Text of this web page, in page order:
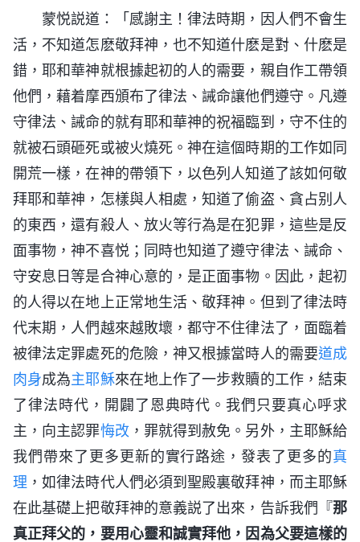
蒙悦説道：「感謝主！律法時期，因人們不會生
活，不知道怎麽敬拜神，也不知道什麽是對、什麽是
錯，耶和華神就根據起初的人的需要，親自作工帶領
他們，藉着摩西頒布了律法、誡命讓他們遵守。凡遵
守律法、誡命的就有耶和華神的祝福臨到，守不住的
就被石頭砸死或被火燒死。神在這個時期的工作如同
開荒一樣，在神的帶領下，以色列人知道了該如何敬
拜耶和華神，怎樣與人相處，知道了偷盗、貪占别人
的東西，還有殺人、放火等行為是在犯罪，這些是反
面事物，神不喜悦；同時也知道了遵守律法、誡命、
守安息日等是合神心意的，是正面事物。因此，起初
的人得以在地上正常地生活、敬拜神。但到了律法時
代末期，人們越來越敗壞，都守不住律法了，面臨着
被律法定罪處死的危險，神又根據當時人的需要道成
肉身成為主耶穌來在地上作了一步救贖的工作，結束
了律法時代，開闢了恩典時代。我們只要真心呼求
主，向主認罪悔改，罪就得到赦免。另外，主耶穌給
我們帶來了更多更新的實行路途，發表了更多的真
理 ，如律法時代人們必須到聖殿裏敬拜神，而主耶穌
在此基礎上把敬拜神的意義説了出來，告訴我們『那
真正拜父的，要用心靈和誠實拜他，因為父要這樣的